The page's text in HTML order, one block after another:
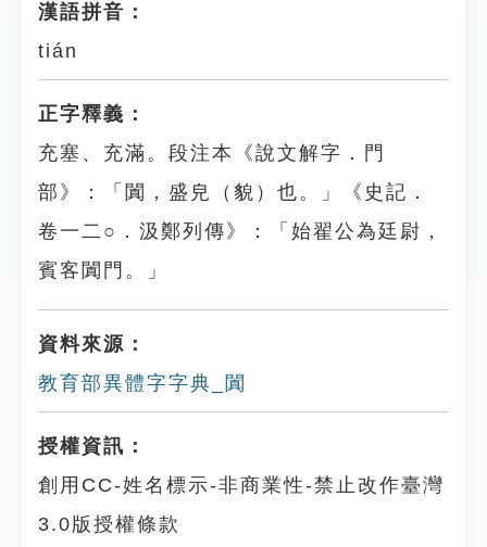
漢語拼音：
tián
正字釋義：
充塞、充滿。段注本《說文解字．門
部》：「闐，盛皃（貌）也。」《史記．
卷一二○．汲鄭列傳》：「始翟公為廷尉，
賓客闐門。」
資料來源：
教育部異體字字典_闐
授權資訊：
創用CC-姓名標示-非商業性-禁止改作臺灣
3.0版授權條款